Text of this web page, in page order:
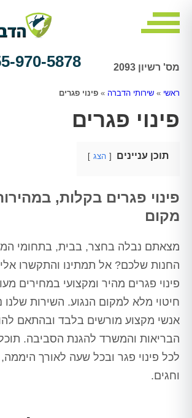
מס' רשיון 2093 970-5878
ראשי » שירותי הדברה » פינוי פגרים
פינוי פגרים
תוכן עניינים הצג
פינוי פגרים בקלות,
מקום
מצאתם נבלה בחצר, בבית, בתחומי
החנות שלכם? אל תמתינו והתקשרו
פינוי פגרים מהיר ומקצועי במחירים
חיטוי מלא למקום הנגוע. השירות שלנו
אנשי מקצוע מורשים בלבד ובהתאם
הבריאות והמשרד להגנת הסביבה.
לכל פינוי פגר ובכל שעה לאורך
וחגים.